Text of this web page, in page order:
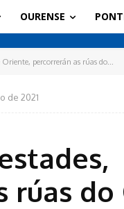
OURENSE
Oriente, percorrerán as rúas do...
de 2021
rúas